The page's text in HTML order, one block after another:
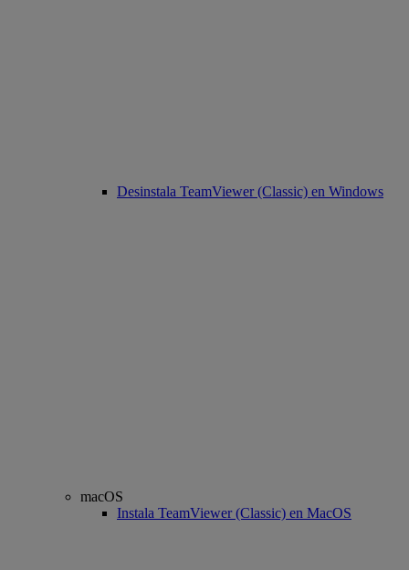
Desinstala TeamViewer (Classic) en Windows
macOS
Instala TeamViewer (Classic) en MacOS